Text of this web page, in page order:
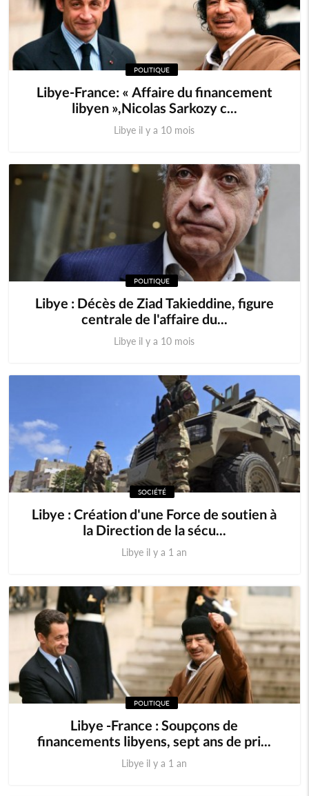
POLITIQUE
Libye-France: « Affaire du financement
libyen »,Nicolas Sarkozy c...
Libye il y a 10 mois
POLITIQUE
Libye : Décès de Ziad Takieddine, figure
centrale de l'affaire du...
Libye il y a 10 mois
SOCIÉTÉ
Libye : Création d'une Force de soutien à
la Direction de la sécu...
Libye il y a 1 an
POLITIQUE
Libye -France : Soupçons de
financements libyens, sept ans de pri...
Libye il y a 1 an